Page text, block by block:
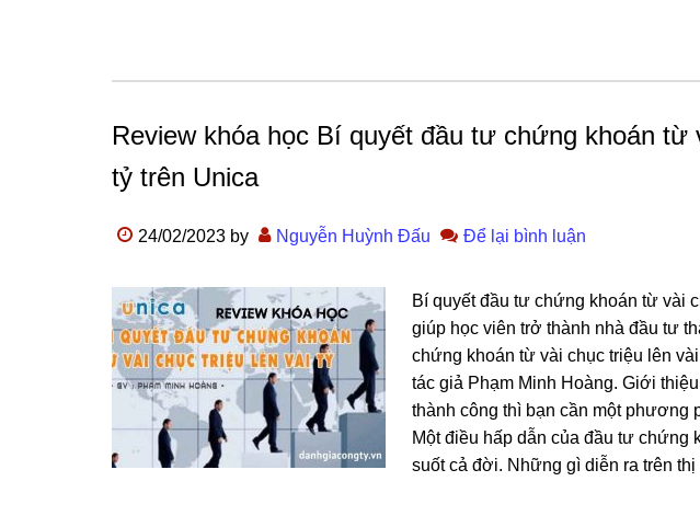
Review khóa học Bí quyết đầu tư chứng khoán từ
tỷ trên Unica
24/02/2023 by Nguyễn Huỳnh Đấu Để lại bình luận
Bí quyết đầu tư chứng khoán từ vài
giúp học viên trở thành nhà đầu tư
chứng khoán từ vài chục triệu lên
tác giả Phạm Minh Hoàng. Giới
thành công thì bạn cần một phương
Một điều hấp dẫn của đầu tư chứng
suốt cả đời. Những gì diễn ra trên thị